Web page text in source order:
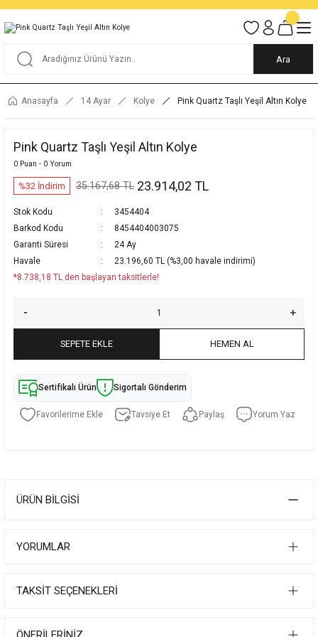
Tüm Alışverişlerde KARGO BEDAVA
Garantili Ve Sigortalı Kargo
Ankara İçi Elden Teslimat İmkanı
24/7 Müşteri Destek Hizmeti
Ara
Anasayfa 14 Ayar Kolye Pink Quartz Taşlı Yeşil Altın Kolye
Pink Quartz Taşlı Yeşil Altın Kolye
0 Puan - 0 Yorum
%32 İndirim 35.167,68 TL 23.914,02 TL
Stok Kodu
3454404
Barkod Kodu
8454404003075
Garanti Süresi
24 Ay
Havale
23.196,60 TL (%3,00 havale indirimi)
*8.738,18 TL den başlayan taksitlerle!
SEPETE EKLE HEMEN AL
Sertifikalı Ürün Sigortalı Gönderim
Tavsiye Et Paylaş Yorum Yaz
ÜRÜN BILGISI
YORUMLAR
TAKSIT SEÇENEKLERI